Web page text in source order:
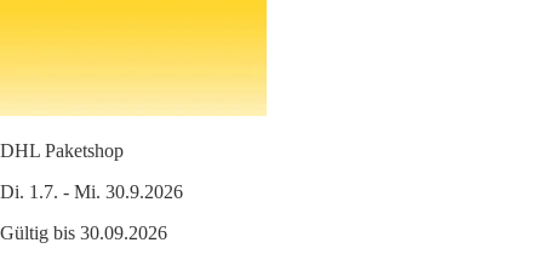
DHL Paketshop
Di. 1.7. - Mi. 30.9.2026
Gültig bis 30.09.2026